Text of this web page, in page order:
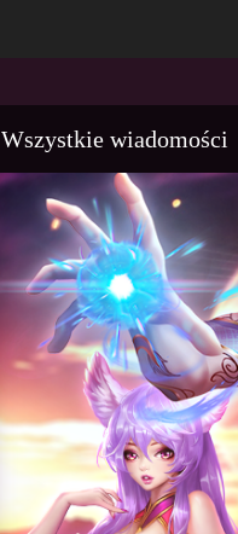
Wszystkie wiadomości